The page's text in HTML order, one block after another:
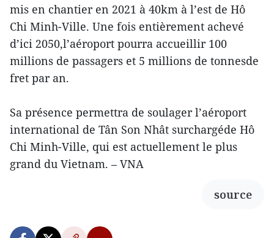
mis en chantier en 2021 à 40km à l’est de Hô
Chi Minh-Ville. Une fois entièrement achevé
d’ici 2050,l’aéroport pourra accueillir 100
millions de passagers et 5 millions de tonnesde
fret par an.
Sa présence permettra de soulager l’aéroport
international de Tân Son Nhât surchargéde Hô
Chi Minh-Ville, qui est actuellement le plus
grand du Vietnam. – VNA
source